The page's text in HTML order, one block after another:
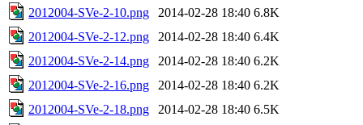
2012004-SVe-2-10.png 2014-02-28 18:40 6.8K
2012004-SVe-2-12.png
2014-02-28 18:40 6.4K
2012004-SVe-2-14.png
2014-02-28 18:40 6.2K
2012004-SVe-2-16.png
2014-02-28 18:40 6.2K
2012004-SVe-2-18.png
2014-02-28 18:40 6.5K